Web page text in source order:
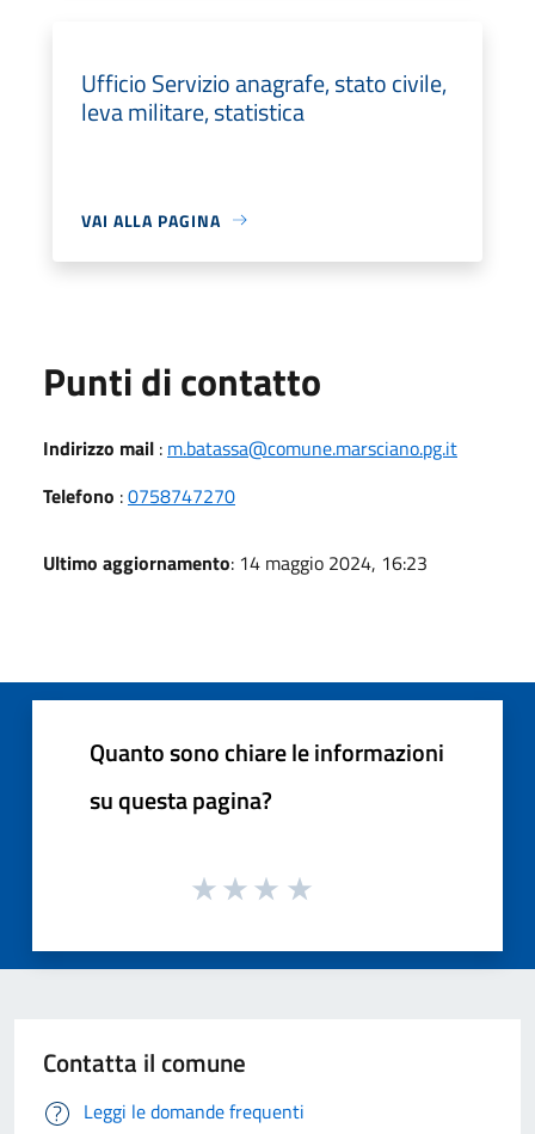
Ufficio Servizio anagrafe, stato civile,
leva militare, statistica
VAI ALLA PAGINA
Punti di contatto
Indirizzo mail : m.batassa@comune.marsciano.pg.it
Telefono :0758747270
Ultimo aggiornamento: 14 maggio 2024, 16:23
Quanto sono chiare le informazioni
su questa pagina?
Contatta il comune
Leggi le domande frequenti